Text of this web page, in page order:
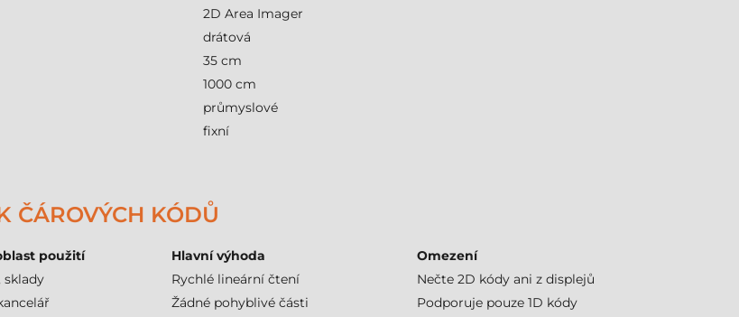
2D Area Imager
drátová
35 cm
1000 cm
průmyslové
fixní
ČÁROVÝCH KÓDŮ
použití Hlavní výhoda
Omezení
sklady Rychlé lineární čtení
Nečte 2D kódy ani z displejů
Žádné pohyblivé části
Podporuje pouze 1D kódy